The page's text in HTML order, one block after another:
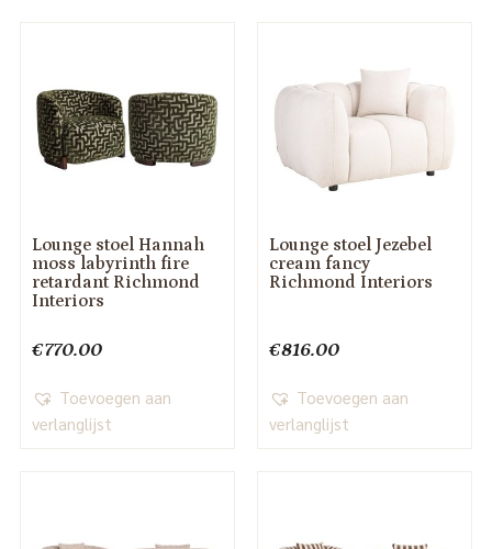
Lounge stoel Hannah
moss labyrinth fire
retardant Richmond
Interiors
€770.00
Toevoegen aan
verlanglijst
Lounge stoel Jezebel
cream fancy
Richmond Interiors
€816.00
Toevoegen aan
verlanglijst